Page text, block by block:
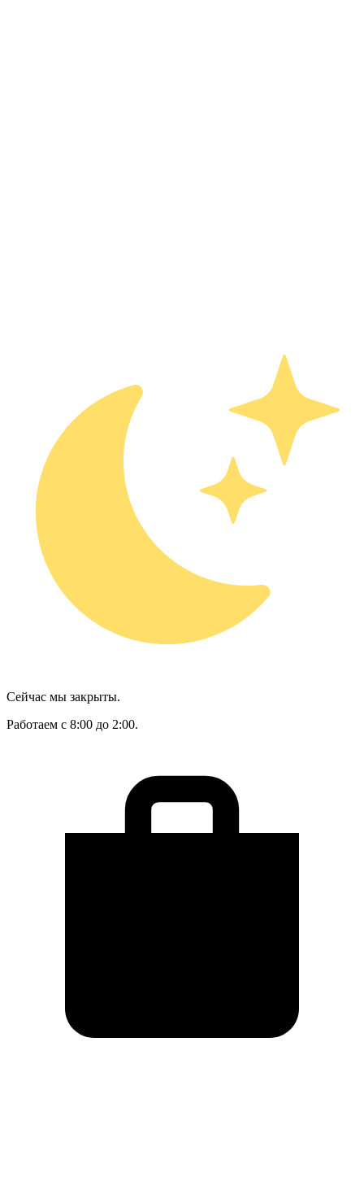
Сейчас мы закрыты.
Работаем с 8:00 до 2:00.